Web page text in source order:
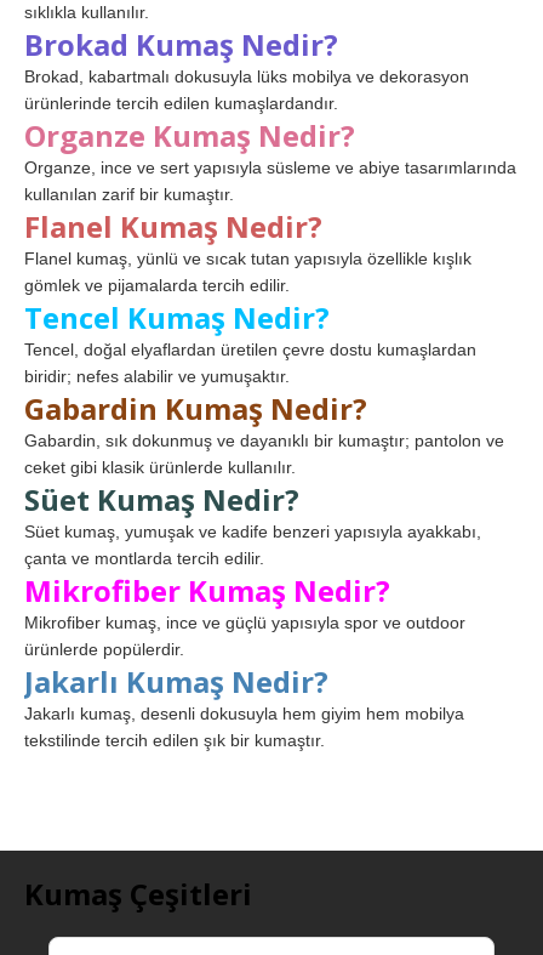
sıklıkla kullanılır.
Brokad Kumaş Nedir?
Brokad, kabartmalı dokusuyla lüks mobilya ve dekorasyon
ürünlerinde tercih edilen kumaşlardandır.
Organze Kumaş Nedir?
Organze, ince ve sert yapısıyla süsleme ve abiye tasarımlarında
kullanılan zarif bir kumaştır.
Flanel Kumaş Nedir?
Flanel kumaş, yünlü ve sıcak tutan yapısıyla özellikle kışlık
gömlek ve pijamalarda tercih edilir.
Tencel Kumaş Nedir?
Tencel, doğal elyaflardan üretilen çevre dostu kumaşlardan
biridir; nefes alabilir ve yumuşaktır.
Gabardin Kumaş Nedir?
Gabardin, sık dokunmuş ve dayanıklı bir kumaştır; pantolon ve
ceket gibi klasik ürünlerde kullanılır.
Süet Kumaş Nedir?
Süet kumaş, yumuşak ve kadife benzeri yapısıyla ayakkabı,
çanta ve montlarda tercih edilir.
Mikrofiber Kumaş Nedir?
Mikrofiber kumaş, ince ve güçlü yapısıyla spor ve outdoor
ürünlerde popülerdir.
Jakarlı Kumaş Nedir?
Jakarlı kumaş, desenli dokusuyla hem giyim hem mobilya
tekstilinde tercih edilen şık bir kumaştır.
Kumaş Çeşitleri